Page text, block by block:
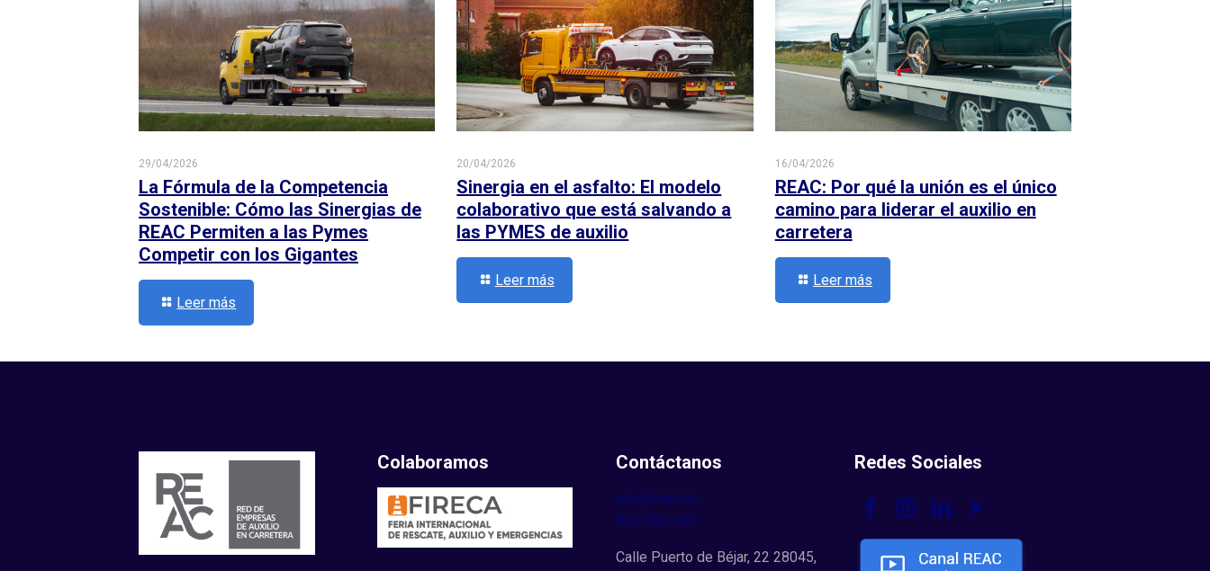
29/04/2026
La Fórmula de la Competencia
Sostenible: Cómo las Sinergias de
REAC Permiten a las Pymes
Competir con los Gigantes
Leer más
20/04/2026
Sinergia en el asfalto: El modelo
colaborativo que está salvando a
las PYMES de auxilio
Leer más
16/04/2026
REAC: Por qué la unión es el único
camino para liderar el auxilio en
carretera
Leer más
Colaboramos Contáctanos
info@reac.es
902 090 380
Calle Puerto de Béjar, 22 28045,
Redes Sociales